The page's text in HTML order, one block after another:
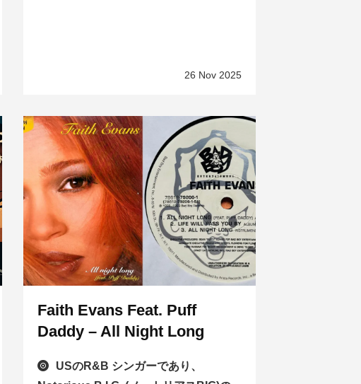
26 Nov 2025
Faith Evans Feat. Puff
Daddy – All Night Long
USのR&B シンガーであり、